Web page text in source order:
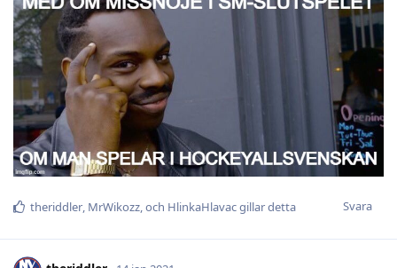
Svara
theriddler MrWikozz , och HlinkaHlavacgillar detta